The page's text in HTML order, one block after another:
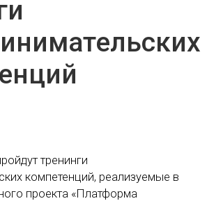
тренинги
компетенций, реализуемые в
проекта «Платформа